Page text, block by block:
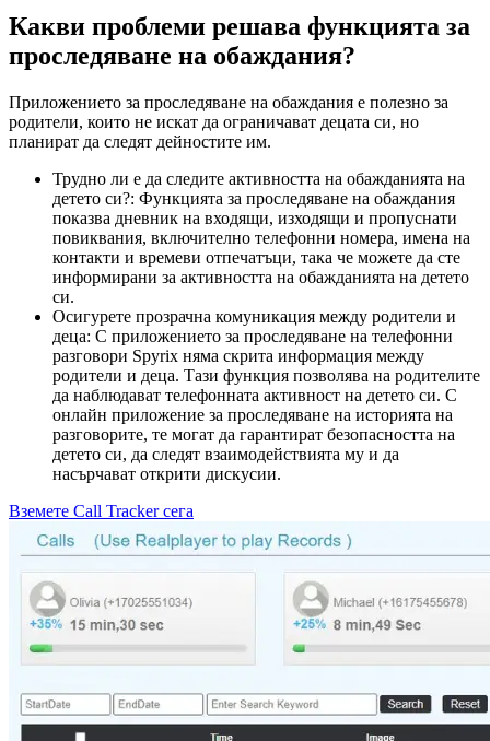
Какви проблеми решава функцията за
проследяване на обаждания?
Приложението за проследяване на обаждания е полезно за
родители, които не искат да ограничават децата си, но
планират да следят дейностите им.
Трудно ли е да следите активността на обажданията на
детето си?: Функцията за проследяване на обаждания
показва дневник на входящи, изходящи и пропуснати
повиквания, включително телефонни номера, имена на
контакти и времеви отпечатъци, така че можете да сте
информирани за активността на обажданията на детето
си.
Осигурете прозрачна комуникация между родители и
деца: С приложението за проследяване на телефонни
разговори Spyrix няма скрита информация между
родители и деца. Тази функция позволява на родителите
да наблюдават телефонната активност на детето си. С
онлайн приложение за проследяване на историята на
разговорите, те могат да гарантират безопасността на
детето си, да следят взаимодействията му и да
насърчават открити дискусии.
Вземете Call Tracker сега